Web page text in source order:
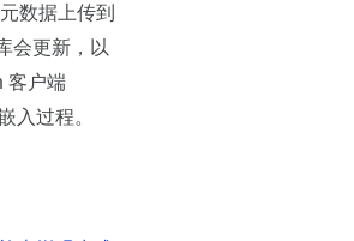
数据上传到
会更新，以
客户端
入过程。